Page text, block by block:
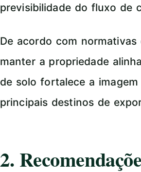
previsibilidade do fluxo de
De acordo com normativas
manter a propriedade
de solo fortalece a
principais destinos de
2.